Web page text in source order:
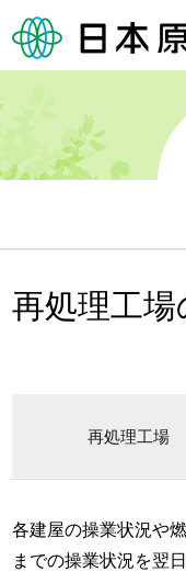
再処理工場
再処理工場
各建屋の操業状況や
までの操業状況を翌